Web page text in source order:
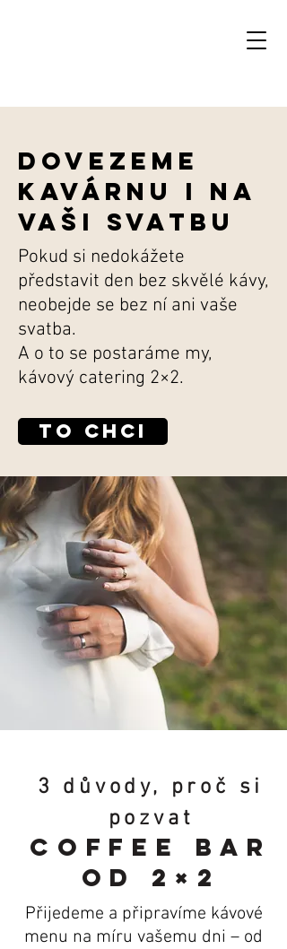
dovezeme
kavárnu i na
vaši svatbu
Pokud si nedokážete
představit den bez skvělé kávy,
neobejde se bez ní ani vaše
svatba.
A o to se postaráme my,
kávový catering 2×2.
to chci
3 důvody, proč si
pozvat
coffee bar
od 2×2
Přijedeme a připravíme kávové
menu na míru vašemu dni – od